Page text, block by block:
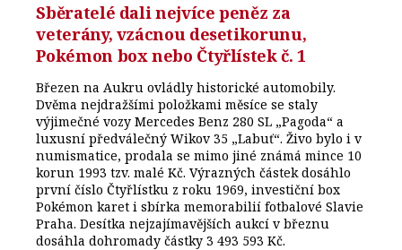
Sběratelé dali nejvíce peněz za
veterány, vzácnou desetikorunu,
Pokémon box nebo Čtyřlístek č. 1
Březen na Aukru ovládly historické automobily.
Dvěma nejdražšími položkami měsíce se staly
výjimečné vozy Mercedes Benz 280 SL „Pagoda“ a
luxusní předválečný Wikov 35 „Labuť“. Živo bylo i v
numismatice, prodala se mimo jiné známá mince 10
korun 1993 tzv. malé Kč. Výrazných částek dosáhlo
první číslo Čtyřlístku z roku 1969, investiční box
Pokémon karet i sbírka memorabilií fotbalové Slavie
Praha. Desítka nejzajímavějších aukcí v březnu
dosáhla dohromady částky 3 493 593 Kč.